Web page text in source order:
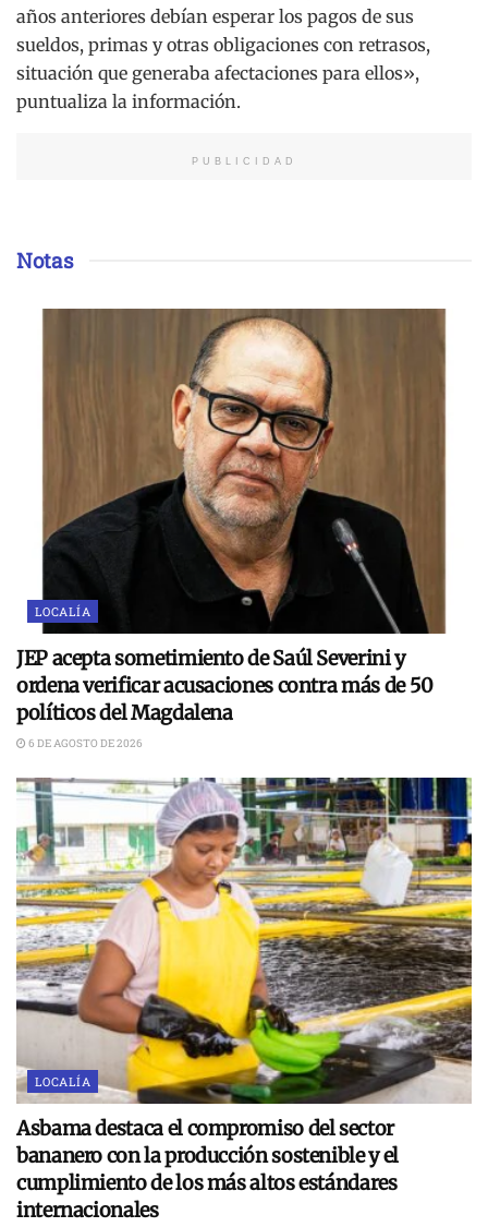
años anteriores debían esperar los pagos de sus
sueldos, primas y otras obligaciones con retrasos,
situación que generaba afectaciones para ellos»,
puntualiza la información.
PUBLICIDAD
Notas
LOCALÍA
JEP acepta sometimiento de Saúl Severini y
ordena verificar acusaciones contra más de 50
políticos del Magdalena
6 DE AGOSTO DE 2026
LOCALÍA
Asbama destaca el compromiso del sector
bananero con la producción sostenible y el
cumplimiento de los más altos estándares
internacionales